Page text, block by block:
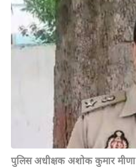
पुलिस अधीक्षक अशोक कुमार मीणा